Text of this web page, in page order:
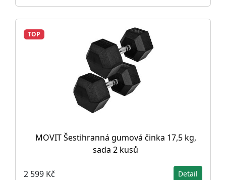
TOP
MOVIT Šestihranná gumová činka 17,5 kg,
sada 2 kusů
2 599 Kč Detail